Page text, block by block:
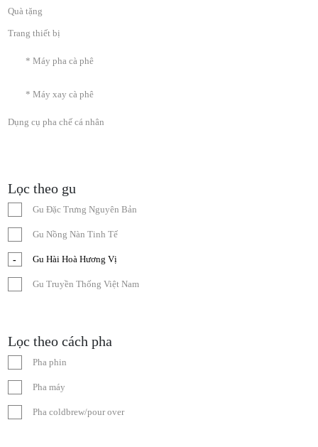
Quà tặng
Trang thiết bị
* Máy pha cà phê
* Máy xay cà phê
Dụng cụ pha chế cá nhân
Lọc theo gu
Gu Đặc Trưng Nguyên Bản
Gu Nồng Nàn Tinh Tế
Gu Hài Hoà Hương Vị
Gu Truyền Thống Việt Nam
Lọc theo cách pha
Pha phin
Pha máy
Pha coldbrew/pour over